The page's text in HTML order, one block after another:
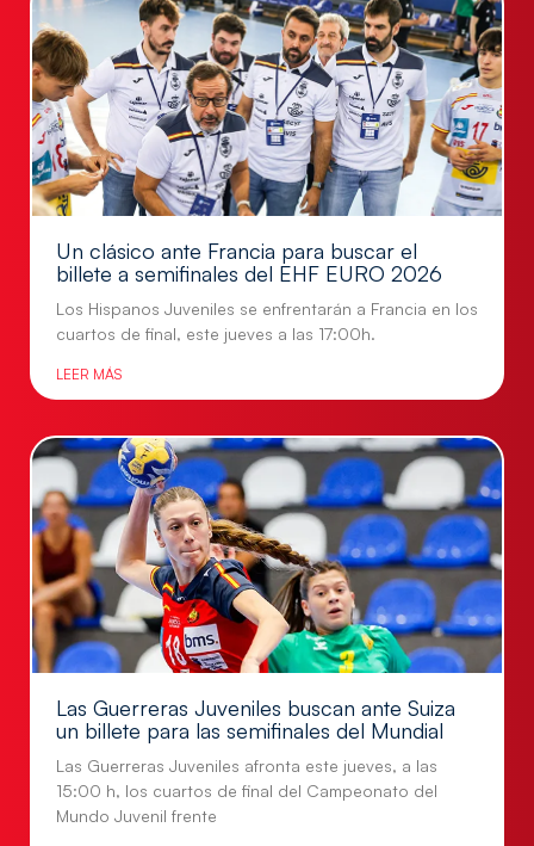
Un clásico ante Francia para buscar el
billete a semifinales del EHF EURO 2026
Los Hispanos Juveniles se enfrentarán a Francia en los
cuartos de final, este jueves a las 17:00h.
LEER MÁS
Las Guerreras Juveniles buscan ante Suiza
un billete para las semifinales del Mundial
Las Guerreras Juveniles afronta este jueves, a las
15:00 h, los cuartos de final del Campeonato del
Mundo Juvenil frente